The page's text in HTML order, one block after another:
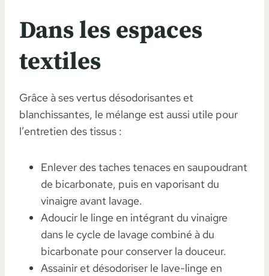
Dans les espaces
textiles
Grâce à ses vertus désodorisantes et
blanchissantes, le mélange est aussi utile pour
l’entretien des tissus :
Enlever des taches tenaces en saupoudrant
de bicarbonate, puis en vaporisant du
vinaigre avant lavage.
Adoucir le linge en intégrant du vinaigre
dans le cycle de lavage combiné à du
bicarbonate pour conserver la douceur.
Assainir et désodoriser le lave-linge en